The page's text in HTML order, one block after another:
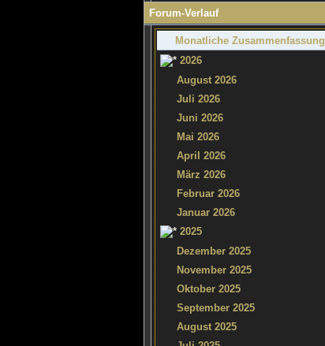
Forum-Verlauf
Monatliche Zusammenfassung
2026
August 2026
Juli 2026
Juni 2026
Mai 2026
April 2026
März 2026
Februar 2026
Januar 2026
2025
Dezember 2025
November 2025
Oktober 2025
September 2025
August 2025